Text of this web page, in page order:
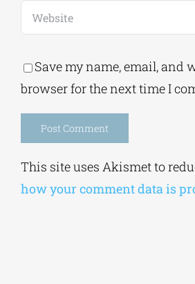
Save my name, email, and
browser for the next time I
This site uses Akismet to
how your comment data is